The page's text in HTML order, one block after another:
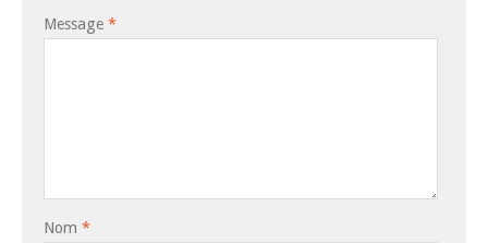
Message *
Nom *